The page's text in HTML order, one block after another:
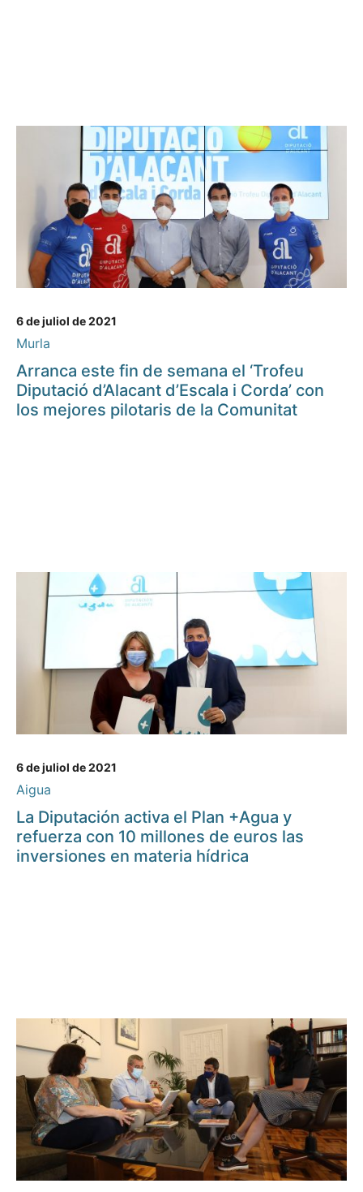
6 de juliol de 2021
Murla
Arranca este fin de semana el ‘Trofeu
Diputació d’Alacant d’Escala i Corda’ con
los mejores pilotaris de la Comunitat
6 de juliol de 2021
Aigua
La Diputación activa el Plan +Agua y
refuerza con 10 millones de euros las
inversiones en materia hídrica